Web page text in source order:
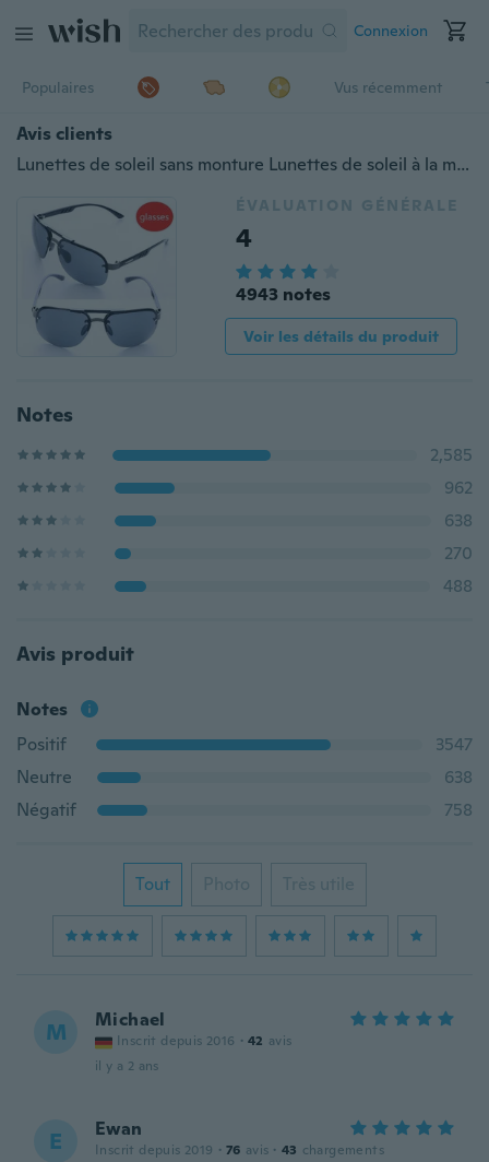
Connexion
Populaires Vus récemment
Avis clients
Lunettes de soleil sans monture Lunettes de soleil à la mode Lunettes de personnalité Lunettes de soleil Lunettes de soleil de conduite pour hommes
ÉVALUATION GÉNÉRALE
4
4943 notes
Voir les détails du produit
Notes
2,585
962
638
270
488
Avis produit
Notes
Positif
3547
Neutre
638
Négatif
758
Tout Photo Très utile
M Michael
Inscrit depuis 2016 · 42 avis
il y a 2 ans
E Ewan
Inscrit depuis 2019 · 76 avis · 43 chargements